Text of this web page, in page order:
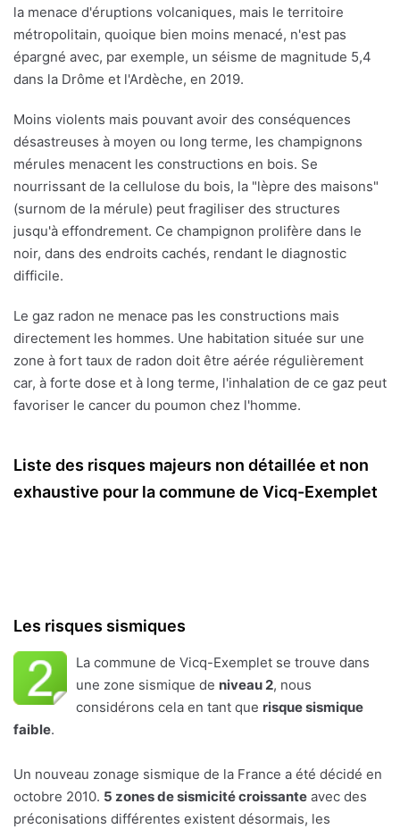
la menace d'éruptions volcaniques, mais le territoire
métropolitain, quoique bien moins menacé, n'est pas
épargné avec, par exemple, un séisme de magnitude 5,4
dans la Drôme et l'Ardèche, en 2019.
Moins violents mais pouvant avoir des conséquences
désastreuses à moyen ou long terme, les champignons
mérules menacent les constructions en bois. Se
nourrissant de la cellulose du bois, la "lèpre des maisons"
(surnom de la mérule) peut fragiliser des structures
jusqu'à effondrement. Ce champignon prolifère dans le
noir, dans des endroits cachés, rendant le diagnostic
difficile.
Le gaz radon ne menace pas les constructions mais
directement les hommes. Une habitation située sur une
zone à fort taux de radon doit être aérée régulièrement
car, à forte dose et à long terme, l'inhalation de ce gaz peut
favoriser le cancer du poumon chez l'homme.
Liste des risques majeurs non détaillée et non
exhaustive pour la commune de Vicq-Exemplet
Les risques sismiques
La commune de Vicq-Exemplet se trouve dans
une zone sismique de niveau 2, nous
considérons cela en tant que risque sismique
faible.
Un nouveau zonage sismique de la France a été décidé en
octobre 2010. 5 zones de sismicité croissante avec des
préconisations différentes existent désormais, les